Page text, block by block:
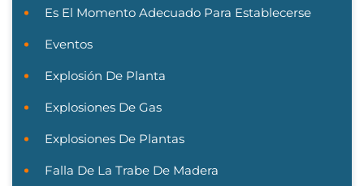
Es El Momento Adecuado Para Establecerse
Eventos
Explosión De Planta
Explosiones De Gas
Explosiones De Plantas
Falla De La Trabe De Madera